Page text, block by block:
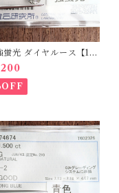
蛍光 ダイヤルース【1.0
PRO208215